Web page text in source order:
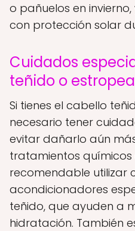
o pañuelos en
con protección solar
Cuidados
teñido o
Si tienes el cabello
necesario tener
evitar dañarlo aún
tratamientos químicos
recomendable utilizar
acondicionadores
teñido, que ayuden a
hidratación. También